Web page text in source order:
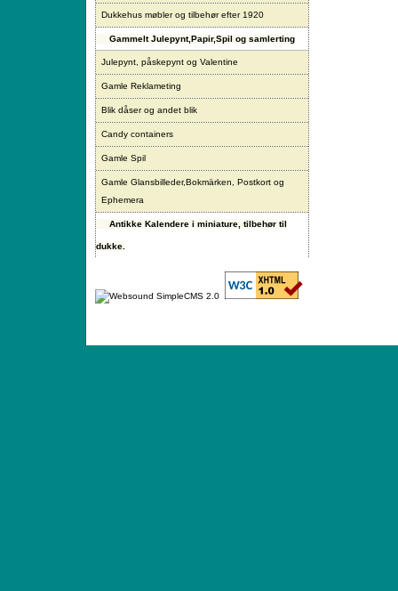
Dukkehus møbler og tilbehør efter 1920
Gammelt Julepynt,Papir,Spil og samlerting
Julepynt, påskepynt og Valentine
Gamle Reklameting
Blik dåser og andet blik
Candy containers
Gamle Spil
Gamle Glansbilleder,Bokmärken, Postkort og
Ephemera
Antikke Kalendere i miniature, tilbehør til
dukke.